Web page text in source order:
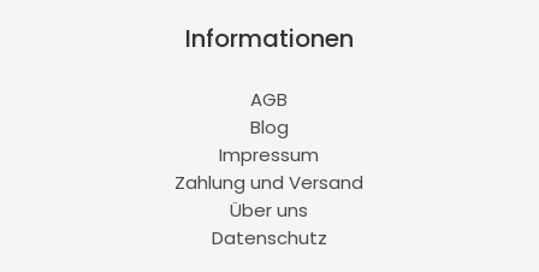
Informationen
AGB
Blog
Impressum
Zahlung und Versand
Über uns
Datenschutz